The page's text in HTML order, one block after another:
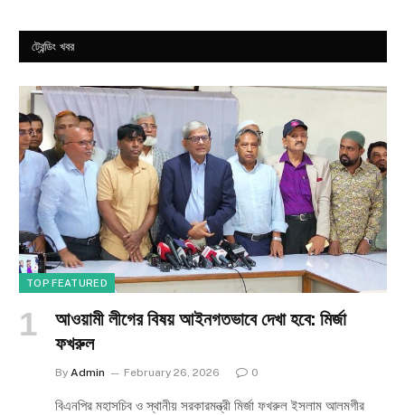
ট্রেন্ডিং খবর
TOP FEATURED
আওয়ামী লীগের বিষয় আইনগতভাবে দেখা হবে: মির্জা
ফখরুল
By Admin February 26, 2026 0
বিএনপির মহাসচিব ও স্থানীয় সরকারমন্ত্রী মির্জা ফখরুল ইসলাম আলমগীর